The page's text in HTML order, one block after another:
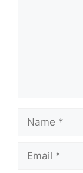
Name
Email